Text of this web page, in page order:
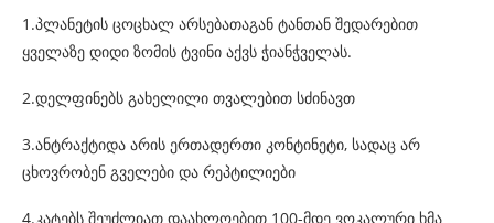
1.პლანეტის ცოცხალ არსებათაგან ტანთან შედარებით
ყველაზე დიდი ზომის ტვინი აქვს ჭიანჭველას.
2.დელფინებს გახელილი თვალებით სძინავთ
3.ანტრაქტიდა არის ერთადერთი კონტინეტი, სადაც არ
ცხოვრობენ გველები და რეპტილიები
4.კატებს შეუძლიათ დაახლოებით 100-მდე ვოკალური ხმა